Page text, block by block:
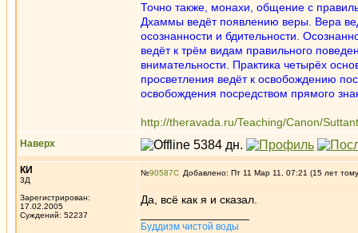
Точно также, монахи, общение с
Дхаммы ведёт появлению веры. Вера
осознанности и бдительности.
ведёт к трём видам правильного
внимательности. Практика четырёх
просветления ведёт к освобождению
освобождения посредством прямого
http://theravada.ru/Teaching/Canon/
Наверх
КИ
3Д
Зарегистрирован:
17.02.2005
Суждений: 52237
№90587 Добавлено: Пт 11 Мар 11, 07:21 (15 лет
Да, всё как я и сказал.
Буддизм чистой воды